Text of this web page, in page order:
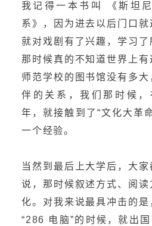
我记得一本书叫 《斯坦
系》，因为进去以后门口
就对戏剧有了兴趣，学习了
那时候真的不知道世界上
师范学校的图书馆没有多
伴的关系，我们那时候
年，就接触到了“文化大革
一个经验。
当然到最后上大学后，大
说，那时候叙述方式、阅
化。对我来说最具冲击的
“286 电脑”的时候，就出